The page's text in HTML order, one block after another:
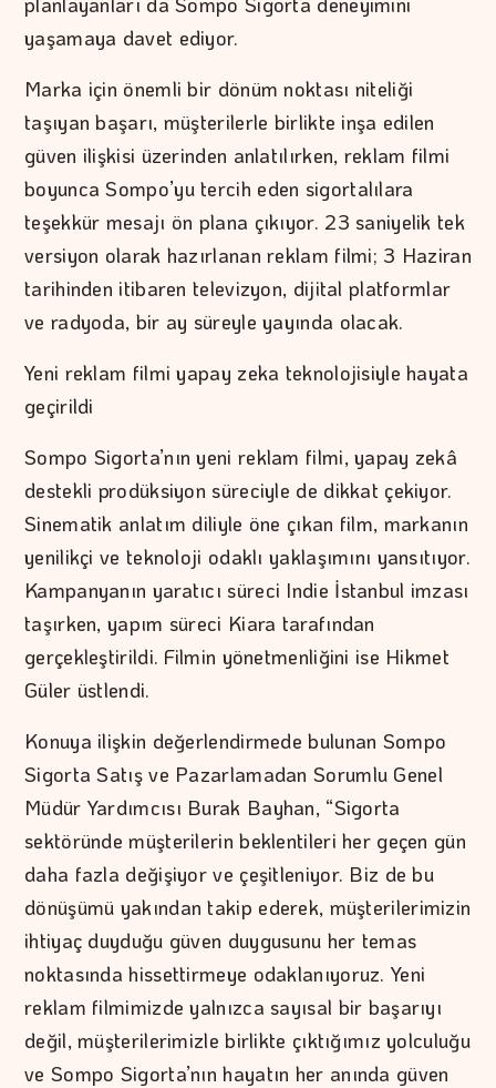
yaşamaya davet ediyor.
Marka için önemli bir dönüm noktası niteliği
taşıyan başarı, müşterilerle birlikte inşa edilen
güven ilişkisi üzerinden anlatılırken, reklam filmi
boyunca Sompo’yu tercih eden sigortalılara
teşekkür mesajı ön plana çıkıyor. 23 saniyelik tek
versiyon olarak hazırlanan reklam filmi; 3 Haziran
tarihinden itibaren televizyon, dijital platformlar
ve radyoda, bir ay süreyle yayında olacak.
Yeni reklam filmi yapay zeka teknolojisiyle hayata
geçirildi
Sompo Sigorta’nın yeni reklam filmi, yapay zekâ
destekli prodüksiyon süreciyle de dikkat çekiyor.
Sinematik anlatım diliyle öne çıkan film, markanın
yenilikçi ve teknoloji odaklı yaklaşımını yansıtıyor.
Kampanyanın yaratıcı süreci Indie İstanbul imzası
taşırken, yapım süreci Kiara tarafından
gerçekleştirildi. Filmin yönetmenliğini ise Hikmet
Güler üstlendi.
Konuya ilişkin değerlendirmede bulunan Sompo
Sigorta Satış ve Pazarlamadan Sorumlu Genel
Müdür Yardımcısı Burak Bayhan, “Sigorta
sektöründe müşterilerin beklentileri her geçen gün
daha fazla değişiyor ve çeşitleniyor. Biz de bu
dönüşümü yakından takip ederek, müşterilerimizin
ihtiyaç duyduğu güven duygusunu her temas
noktasında hissettirmeye odaklanıyoruz. Yeni
reklam filmimizde yalnızca sayısal bir başarıyı
değil, müşterilerimizle birlikte çıktığımız yolculuğu
ve Sompo Sigorta’nın hayatın her anında güven